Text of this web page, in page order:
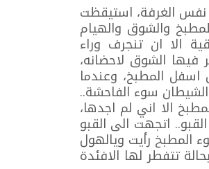
نفس الغرفة، استيقظت
والشوق والهيام
الا ان تنجرف وراء
فيها الشوق لاحضانه،
المطبخ، وعندما
سوء الفاحشة..
الا اني لم اجدها،
اتجهت الى القبو
رأيت ويالهول
تتفطر لها الافئدة